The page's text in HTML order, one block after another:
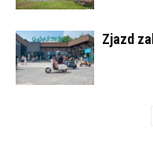
Zjazd